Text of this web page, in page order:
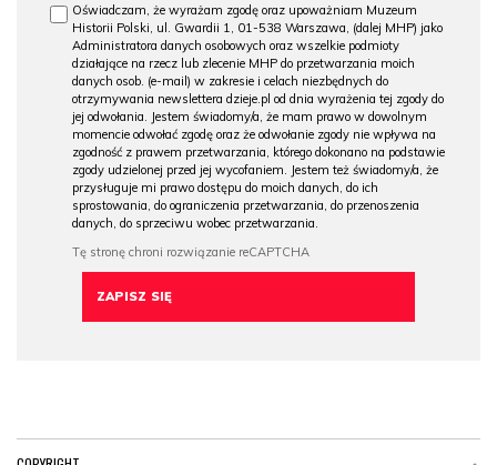
Oświadczam, że wyrażam zgodę oraz upoważniam Muzeum
Historii Polski, ul. Gwardii 1, 01-538 Warszawa, (dalej MHP) jako
Administratora danych osobowych oraz wszelkie podmioty
działające na rzecz lub zlecenie MHP do przetwarzania moich
danych osob. (e-mail) w zakresie i celach niezbędnych do
otrzymywania newslettera dzieje.pl od dnia wyrażenia tej zgody do
jej odwołania. Jestem świadomy/a, że mam prawo w dowolnym
momencie odwołać zgodę oraz że odwołanie zgody nie wpływa na
zgodność z prawem przetwarzania, którego dokonano na podstawie
zgody udzielonej przed jej wycofaniem. Jestem też świadomy/a, że
przysługuje mi prawo dostępu do moich danych, do ich
sprostowania, do ograniczenia przetwarzania, do przenoszenia
danych, do sprzeciwu wobec przetwarzania.